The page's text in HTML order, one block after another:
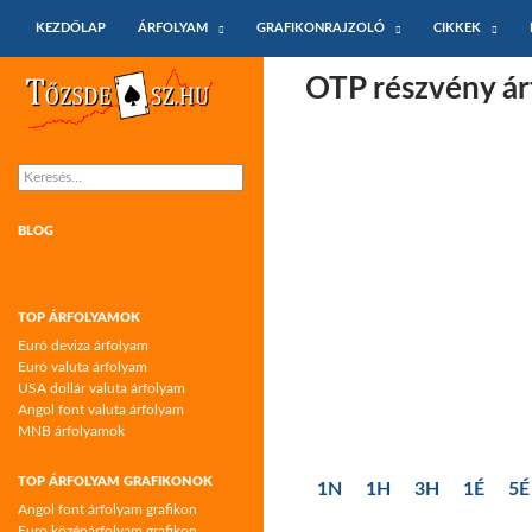
KEZDŐLAP
ÁRFOLYAM GRAFIKONRAJZOLÓ CIKKEK
OTP részvény
1N 1H 3H 1É 5É
Tőzsdeász.hu – árfolyamok és árfolyam
grafikonok
Keresés:
BLOG
TOP ÁRFOLYAMOK
Euró deviza árfolyam
Euró valuta árfolyam
USA dollár valuta árfolyam
Angol font valuta árfolyam
MNB árfolyamok
TOP ÁRFOLYAM GRAFIKONOK
Angol font árfolyam grafikon